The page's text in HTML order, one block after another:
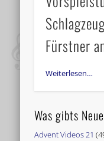
Fürstner
Weiterlesen…
Was gibts
Advent Videos 21